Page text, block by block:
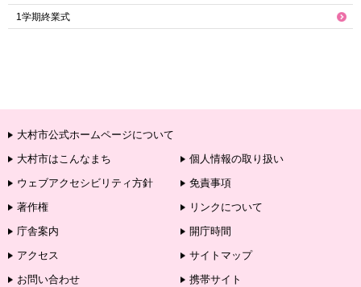
1学期終業式
大村市公式ホームページについて
大村市はこんなまち
個人情報の取り扱い
ウェブアクセシビリティ方針
免責事項
著作権
リンクについて
庁舎案内
開庁時間
アクセス
サイトマップ
お問い合わせ
携帯サイト